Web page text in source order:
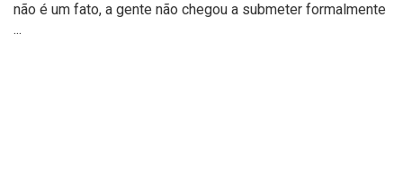
não é um fato, a gente não chegou a submeter formalmente
...